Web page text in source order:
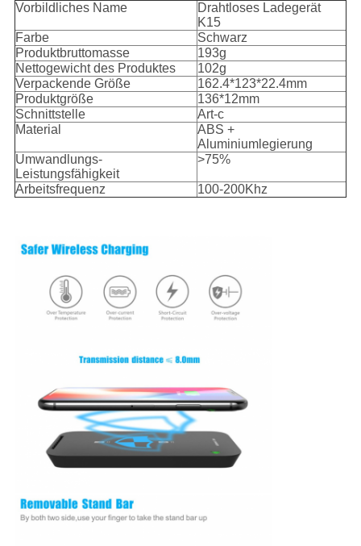
Vorbildliches Name
Drahtloses Ladegerät
K15
Farbe
Schwarz
Produktbruttomasse
193g
Nettogewicht des Produktes
102g
Verpackende Größe
162.4*123*22.4mm
Produktgröße
136*12mm
Schnittstelle
Art-c
Material
ABS +
Aluminiumlegierung
Umwandlungs-
Leistungsfähigkeit
>75%
Arbeitsfrequenz 100-200Khz